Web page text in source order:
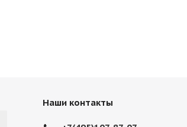
Наши контакты